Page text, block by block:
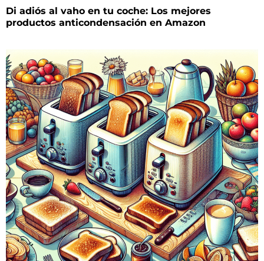
Di adiós al vaho en tu coche: Los mejores
productos anticondensación en Amazon